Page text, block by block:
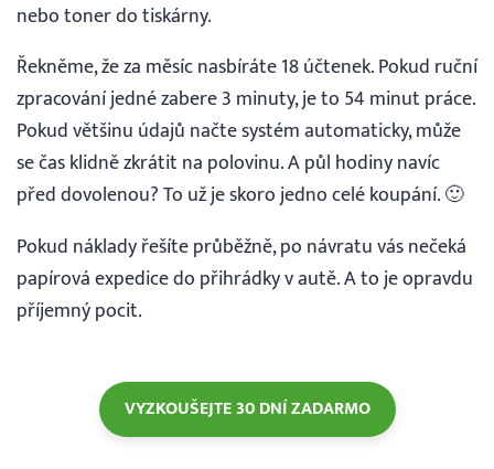
nebo toner do tiskárny.
Řekněme, že za měsíc nasbíráte 18 účtenek. Pokud ruční
zpracování jedné zabere 3 minuty, je to 54 minut práce.
Pokud většinu údajů načte systém automaticky, může
se čas klidně zkrátit na polovinu. A půl hodiny navíc
před dovolenou? To už je skoro jedno celé koupání. 🙂
Pokud náklady řešíte průběžně, po návratu vás nečeká
papírová expedice do přihrádky v autě. A to je opravdu
příjemný pocit.
VYZKOUŠEJTE 30 DNÍ ZADARMO